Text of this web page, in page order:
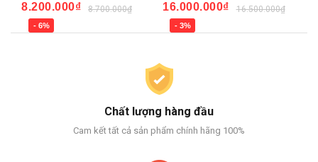
8.200.000₫ 8.700.000₫
- 6%
16.000.000₫ 16.500.000₫
- 3%
Chất lượng hàng đầu
Cam kết tất cả sản phẩm chính hãng 100%